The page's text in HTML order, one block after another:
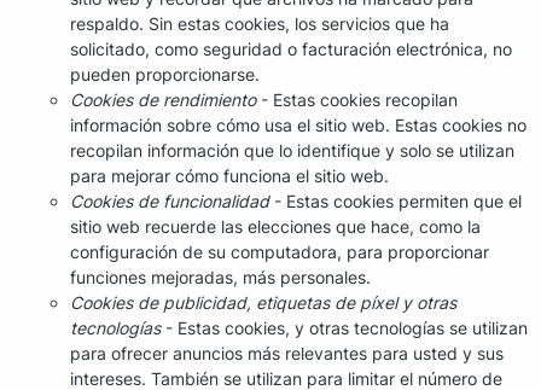
respaldo. Sin estas cookies, los servicios que ha
solicitado, como seguridad o facturación electrónica, no
pueden proporcionarse.
Cookies de rendimiento- Estas cookies recopilan
información sobre cómo usa el sitio web. Estas cookies no
recopilan información que lo identifique y solo se utilizan
para mejorar cómo funciona el sitio web.
Cookies de funcionalidad- Estas cookies permiten que el
sitio web recuerde las elecciones que hace, como la
configuración de su computadora, para proporcionar
funciones mejoradas, más personales.
Cookies de publicidad, etiquetas de píxel y otras
tecnologías- Estas cookies, y otras tecnologías se utilizan
para ofrecer anuncios más relevantes para usted y sus
intereses. También se utilizan para limitar el número de